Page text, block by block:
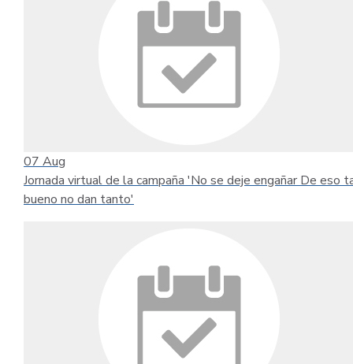
07 Aug
Jornada virtual de la campaña 'No se deje engañar De eso
bueno no dan tanto'